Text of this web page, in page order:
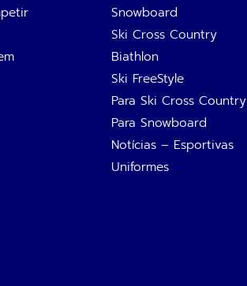
Snowboard
Ski Cross Country
Biathlon
Ski FreeStyle
Para Ski Cross Country
Para Snowboard
Notícias – Esportivas
Uniformes